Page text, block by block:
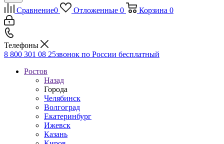
Сравнение0 Отложенные 0 Корзина 0
Телефоны
8 800 301 08 25звонок по России бесплатный
Ростов
Назад
Города
Челябинск
Волгоград
Екатеринбург
Ижевск
Казань